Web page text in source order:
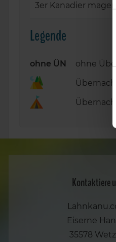
i
i
u
u
a
h
3er Kanadier
Legende
ohne ÜN
ohne
Kontaktiere
Eiserne
35578